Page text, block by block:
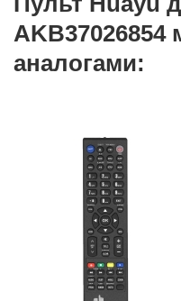
AKB37026854
аналогами: